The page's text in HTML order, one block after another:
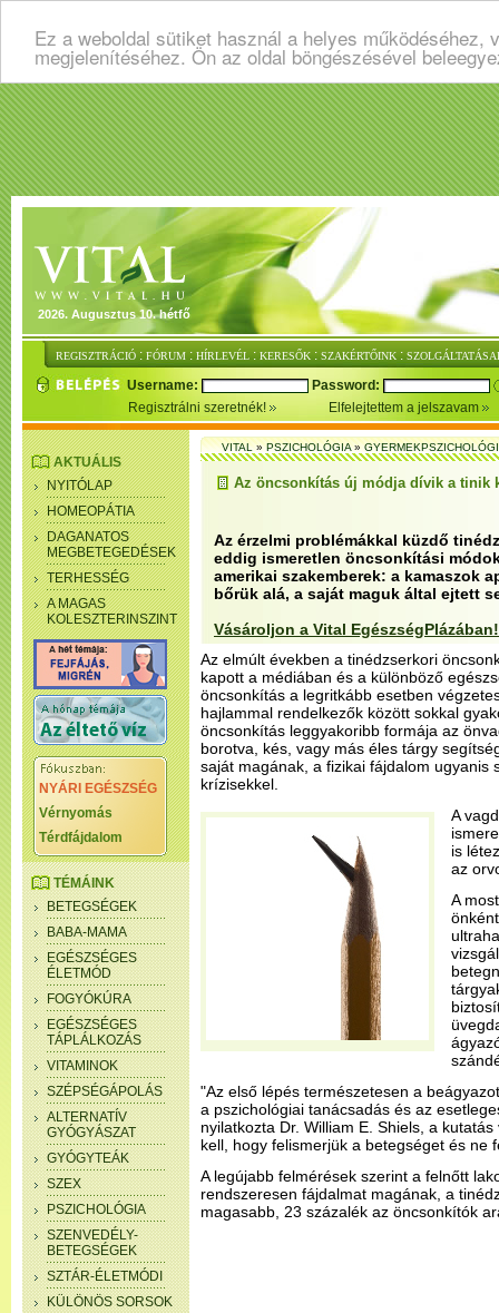
Ez a weboldal sütiket használ a helyes
megjelenítéséhez. Ön az oldal böngészésével
2026. Augusztus 10. hétfő
REGISZTRÁCIÓ : FÓRUM : HÍRLEVÉL : KERESŐK : SZAKÉRTŐINK :
Username:
Password:
Regisztrálni szeretnék!
Elfelejtettem a jelszavam
AKTUÁLIS
NYITÓLAP
HOMEOPÁTIA
DAGANATOS
MEGBETEGEDÉSEK
TERHESSÉG
A MAGAS
KOLESZTERINSZINT
NYÁRI EGÉSZSÉG
Vérnyomás
Térdfájdalom
TÉMÁINK
BETEGSÉGEK
BABA-MAMA
EGÉSZSÉGES
ÉLETMÓD
FOGYÓKÚRA
EGÉSZSÉGES
TÁPLÁLKOZÁS
VITAMINOK
SZÉPSÉGÁPOLÁS
ALTERNATÍV
GYÓGYÁSZAT
GYÓGYTEÁK
SZEX
PSZICHOLÓGIA
SZENVEDÉLY-
BETEGSÉGEK
SZTÁR-ÉLETMÓDI
KÜLÖNÖS SORSOK
VITAL»PSZICHOLÓGIA»
Az öncsonkítás új módja dívik a tinik
Az érzelmi problémákkal küzdő
eddig ismeretlen öncsonkítási
amerikai szakemberek: a kamaszok
bőrük alá, a saját maguk által ejtett
Vásároljon a Vital EgészségPlázában!
Az elmúlt években a tinédzserkori
kapott a médiában és a különböző
öncsonkítás a legritkább esetben
hajlammal rendelkezők között sokkal
öncsonkítás leggyakoribb formája az
borotva, kés, vagy más éles tárgy
saját magának, a fizikai fájdalom ugyanis
krízisekkel.
A
is
az
A
"Az első lépés természetesen a
a pszichológiai tanácsadás és az
nyilatkozta Dr. William E. Shiels, a
kell, hogy felismerjük a betegséget és ne
A legújabb felmérések szerint a felnőtt
rendszeresen fájdalmat magának, a
magasabb, 23 százalék az öncsonkítók